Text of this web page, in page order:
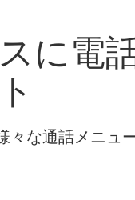
に電
な通話メニュ